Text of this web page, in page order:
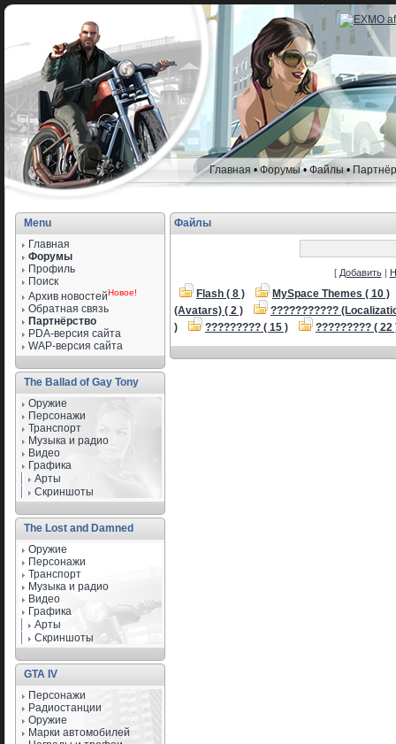
Главная • Форумы•Файлы•
Menu
Главная
Форумы
Профиль
Поиск
Архив новостейНовое!
Обратная связь
Партнёрство
PDA-версия сайта
WAP-версия сайта
The Ballad of Gay Tony
Оружие
Персонажи
Транспорт
Музыка и радио
Видео
Графика
Арты
Скриншоты
The Lost and Damned
Оружие
Персонажи
Транспорт
Музыка и радио
Видео
Графика
Арты
Скриншоты
GTA IV
Персонажи
Радиостанции
Оружие
Марки автомобилей
Файлы
[ Добавить|
Flash ( 8 )
MySpace Themes ( 10 )
(Avatars) ( 2 )
???????????
)
????????? ( 15 ) ????????? ( 22